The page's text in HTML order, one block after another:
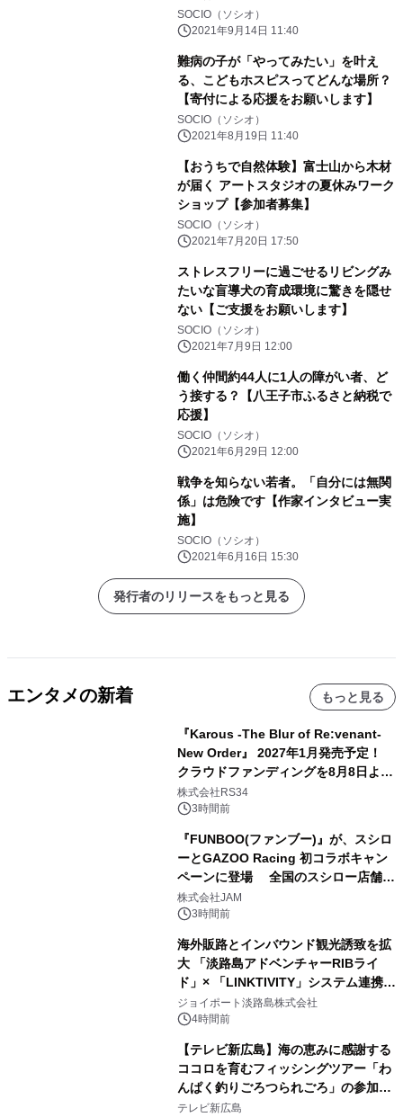
集】
SOCIO（ソシオ）
2021年9月14日 11:40
難病の子が「やってみたい」を叶え
る、こどもホスピスってどんな場所？
【寄付による応援をお願いします】
SOCIO（ソシオ）
2021年8月19日 11:40
【おうちで自然体験】富士山から木材
が届く アートスタジオの夏休みワーク
ショップ【参加者募集】
SOCIO（ソシオ）
2021年7月20日 17:50
ストレスフリーに過ごせるリビングみ
たいな盲導犬の育成環境に驚きを隠せ
ない【ご支援をお願いします】
SOCIO（ソシオ）
2021年7月9日 12:00
働く仲間約44人に1人の障がい者、ど
う接する？【八王子市ふるさと納税で
応援】
SOCIO（ソシオ）
2021年6月29日 12:00
戦争を知らない若者。「自分には無関
係」は危険です【作家インタビュー実
施】
SOCIO（ソシオ）
2021年6月16日 15:30
発行者のリリースをもっと見る
エンタメの新着 もっと見る
『Karous -The Blur of Re:venant-
New Order』 2027年1月発売予定！
クラウドファンディングを8月8日より
開始
株式会社RS34
3時間前
『FUNBOO(ファンブー)』が、スシロ
ーとGAZOO Racing 初コラボキャン
ペーンに登場 全国のスシロー店舗で
GR 4車種の FUNBOO(ミニカー)付き
メニューが展開されます
株式会社JAM
3時間前
海外販路とインバウンド観光誘致を拡
大 「淡路島アドベンチャーRIBライ
ド」× 「LINKTIVITY」システム連携を
開始！
ジョイポート淡路島株式会社
4時間前
【テレビ新広島】海の恵みに感謝する
ココロを育むフィッシングツアー「わ
んぱく釣りごろつられごろ」の参加小
学生を募集
テレビ新広島